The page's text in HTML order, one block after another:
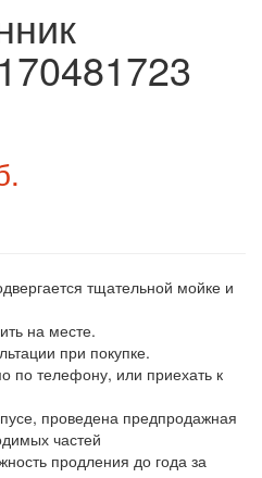
тщательной мойке и
на месте.
при покупке.
по телефону, или приехать к
проведена предпродажная
частей
продления до года за